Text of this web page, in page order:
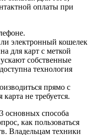
оплаты при
электронный кошелек
для карт с меткой
собственные
технология
прямо с
не требуется.
основных способа
как пользоваться
Владельцам техники